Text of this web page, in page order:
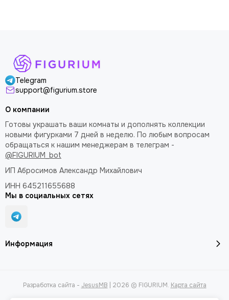
Telegram
support@figurium.store
Информация
О компании
Готовы украшать ваши комнаты и дополнять коллекции
новыми фигурками 7 дней в неделю. По любым вопросам
обращаться к нашим менеджерам в телеграм -
@FIGURIUM_bot
ИП Абросимов Александр Михайлович
ИНН 645211655688
Мы в социальных сетях
Разработка сайта - JesusMB | 2026 © FIGURIUM. Карта сайта